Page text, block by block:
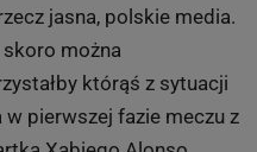
jasna, polskie media.
skoro można
którąś z sytuacji
pierwszej fazie meczu z